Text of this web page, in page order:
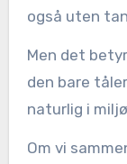
også uten
Men det
den bare
naturlig i
Om vi